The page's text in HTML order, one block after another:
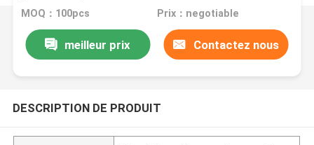
MOQ：100pcs Prix：negotiable
meilleur prix Contactez nous
DESCRIPTION DE PRODUIT